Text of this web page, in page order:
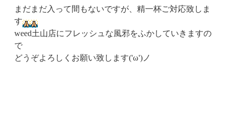
まだまだ入って間もないですが、精一杯ご対応致しま
す
weed土山店にフレッシュな風邪をふかしていきますの
で
どうぞよろしくお願い致します('ω')ノ